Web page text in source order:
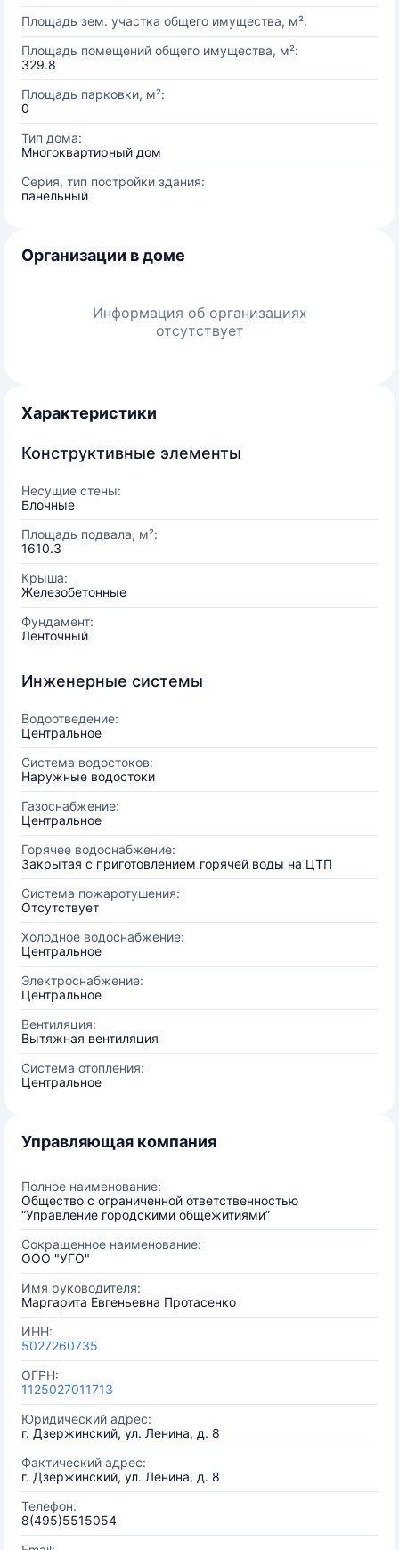
Площадь зем. участка общего имущества, м²:
Площадь помещений общего имущества, м²:
329.8
Площадь парковки, м²:
0
Тип дома:
Многоквартирный дом
Серия, тип постройки здания:
панельный
Организации в доме
Информация об организациях
отсутствует
Характеристики
Конструктивные элементы
Несущие стены:
Блочные
Площадь подвала, м²:
1610.3
Крыша:
Железобетонные
Фундамент:
Ленточный
Инженерные системы
Водоотведение:
Центральное
Система водостоков:
Наружные водостоки
Газоснабжение:
Центральное
Горячее водоснабжение:
Закрытая с приготовлением горячей воды на ЦТП
Система пожаротушения:
Отсутствует
Холодное водоснабжение:
Центральное
Электроснабжение:
Центральное
Вентиляция:
Вытяжная вентиляция
Система отопления:
Центральное
Управляющая компания
Полное наименование:
Общество с ограниченной ответственностью
“Управление городскими общежитиями”
Сокращенное наименование:
ООО "УГО"
Имя руководителя:
Маргарита Евгеньевна Протасенко
ИНН:
5027260735
ОГРН:
1125027011713
Юридический адрес:
г. Дзержинский, ул. Ленина, д. 8
Фактический адрес:
г. Дзержинский, ул. Ленина, д. 8
Телефон:
8(495)5515054